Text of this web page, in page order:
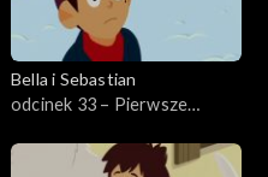
Bella i Sebastian
odcinek 33 – Pierwsze